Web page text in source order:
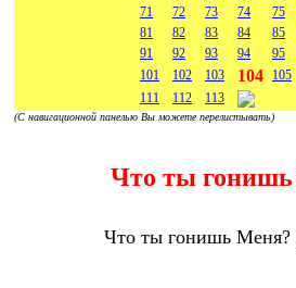
71
72 73 74 75
81
82 83 84 85
91
92 93 94 95
101
102 103 104 105
111
112 113
(С навигационной панелью Вы можете перелистывать)
Что ты
Что ты гонишь Меня?